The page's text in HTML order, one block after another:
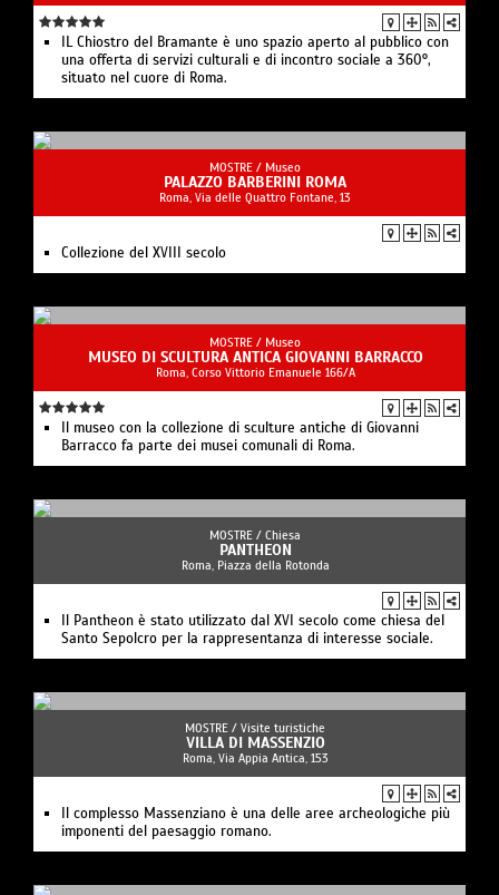
IL Chiostro del Bramante è uno spazio aperto al pubblico con
una offerta di servizi culturali e di incontro sociale a 360°,
situato nel cuore di Roma.
MOSTRE / Museo
PALAZZO BARBERINI ROMA
Roma, Via delle Quattro Fontane, 13
Collezione del XVIII secolo
MOSTRE / Museo
MUSEO DI SCULTURA ANTICA GIOVANNI BARRACCO
Roma, Corso Vittorio Emanuele 166/A
Il museo con la collezione di sculture antiche di Giovanni
Barracco fa parte dei musei comunali di Roma.
MOSTRE / Chiesa
PANTHEON
Roma, Piazza della Rotonda
Il Pantheon è stato utilizzato dal XVI secolo come chiesa del
Santo Sepolcro per la rappresentanza di interesse sociale.
MOSTRE / Visite turistiche
VILLA DI MASSENZIO
Roma, Via Appia Antica, 153
Il complesso Massenziano è una delle aree archeologiche più
imponenti del paesaggio romano.